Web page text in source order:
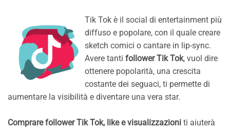
Tik Tok è il social di entertainment più
diffuso e popolare, con il quale creare
sketch comici o cantare in lip-sync.
Avere tanti follower Tik Tok, vuol dire
ottenere popolarità, una crescita
costante dei seguaci, ti permette di
aumentare la visibilità e diventare una vera star.
Comprare follower Tik Tok, like e visualizzazioni ti aiuterà